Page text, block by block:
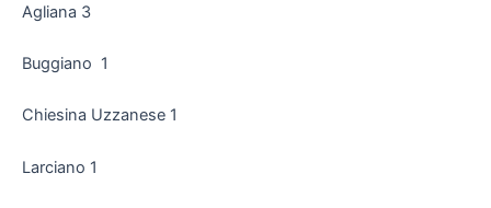
Agliana 3
Buggiano 1
Chiesina Uzzanese 1
Larciano 1